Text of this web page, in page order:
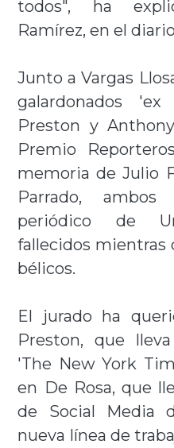
todos", ha
Ramírez, en el
Junto a Vargas
galardonados
Preston y
Premio
memoria de Julio
Parrado,
periódico de
fallecidos mientras
bélicos.
El jurado ha
Preston, que
'The New York
en De Rosa, que
de Social Media
nueva línea de